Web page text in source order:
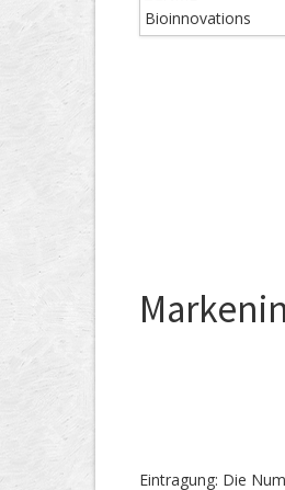
Eintragung: Die